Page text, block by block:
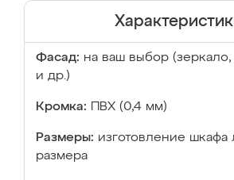
Фасад: на ваш выбор
и др.)
Кромка: ПВХ (0,4 мм)
Размеры: изготовление шкафа
размера